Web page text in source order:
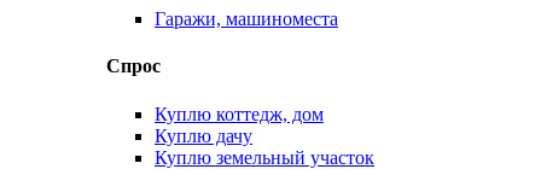
Гаражи, машиноместа
Спрос
Куплю коттедж, дом
Куплю дачу
Куплю земельный участок